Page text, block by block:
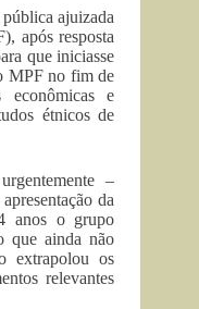
ajuizada
após resposta
que iniciasse
MPF no fim de
econômicas e
étnicos de
–
da
anos o grupo
que ainda não
extrapolou os
relevantes